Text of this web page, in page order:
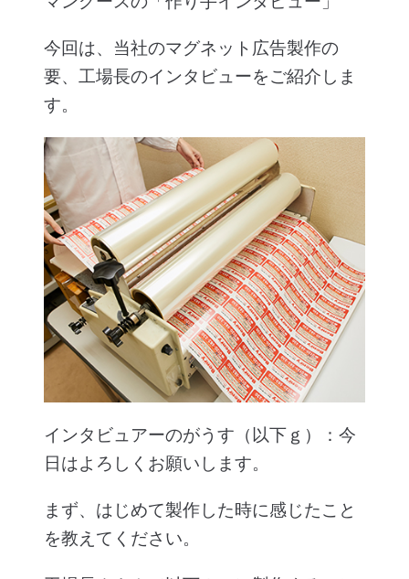
今回は、当社のマグネット広告製作の
要、工場長のインタビューをご紹介しま
す。
インタビュアーのがうす（以下ｇ）：今
日はよろしくお願いします。
まず、はじめて製作した時に感じたこと
を教えてください。